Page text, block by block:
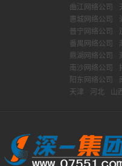
曲江网络公司
惠城网络公司
普宁网络公司
番禺网络公司
鼎湖网络公司
南沙网络公司
阳东网络公司
天津
河北 山